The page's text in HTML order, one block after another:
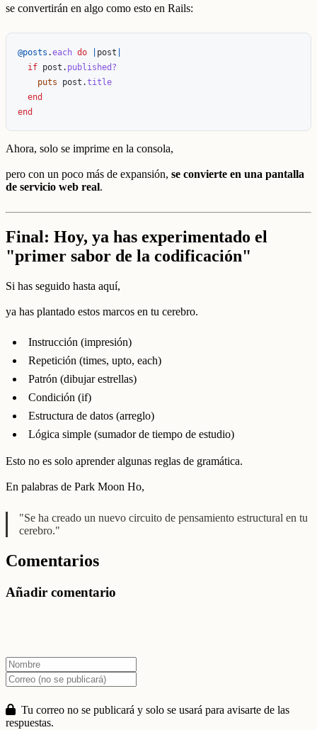
se convertirán en algo como esto en Rails:
@posts .each do post
if post . published?
puts
post .title
end
end
Ahora, solo se imprime en la consola,
pero con un poco más de expansión, se convierte en una pantalla
de servicio web real.
Final: Hoy, ya has experimentado el
"primer sabor de la codificación"
Si has seguido hasta aquí,
ya has plantado estos marcos en tu cerebro.
Instrucción (impresión)
Repetición (times, upto, each)
Patrón (dibujar estrellas)
Condición (if)
Estructura de datos (arreglo)
Lógica simple (sumador de tiempo de estudio)
Esto no es solo aprender algunas reglas de gramática.
En palabras de Park Moon Ho,
"Se ha creado un nuevo circuito de pensamiento estructural en tu
cerebro."
Comentarios
Añadir comentario
Tu correo no se publicará y solo se usará para avisarte de las
respuestas.